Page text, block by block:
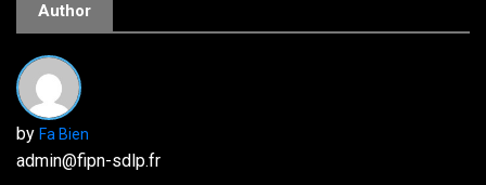
Author
by Fa Bien
admin@fipn-sdlp.fr